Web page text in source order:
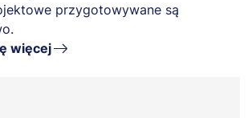
przygotowywane są
więcej